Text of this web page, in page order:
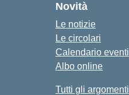
Novità
Le notizie
Le circolari
Calendario eventi
Albo online
Tutti gli argomenti